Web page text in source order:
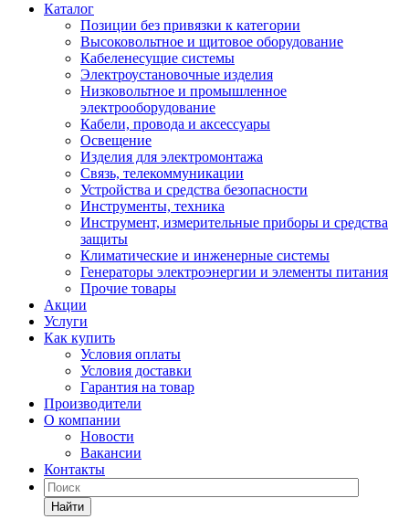
Каталог
Позиции без привязки к категории
Высоковольтное и щитовое оборудование
Кабеленесущие системы
Электроустановочные изделия
Низковольтное и промышленное
электрооборудование
Кабели, провода и аксессуары
Освещение
Изделия для электромонтажа
Связь, телекоммуникации
Устройства и средства безопасности
Инструменты, техника
Инструмент, измерительные приборы и средства
защиты
Климатические и инженерные системы
Генераторы электроэнергии и элементы питания
Прочие товары
Акции
Услуги
Как купить
Условия оплаты
Условия доставки
Гарантия на товар
Производители
О компании
Новости
Вакансии
Контакты
Найти